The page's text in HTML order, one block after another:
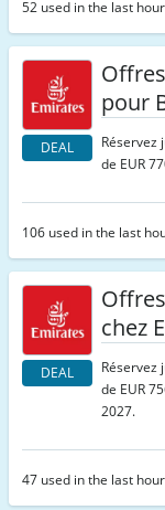
52 used in the last hour
DEAL
pour
Réservez
de EUR
106 used in the last
DEAL
chez
Réservez
de EUR
2027.
47 used in the last hour